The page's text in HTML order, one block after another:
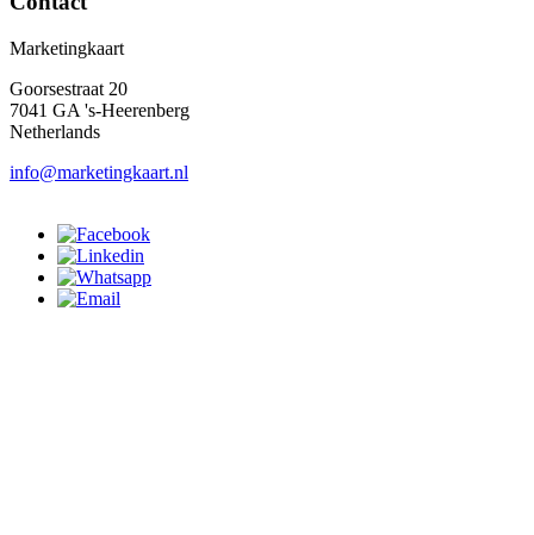
Marketingkaart
Goorsestraat 20
7041 GA 's-Heerenberg
Netherlands
info@marketingkaart.nl